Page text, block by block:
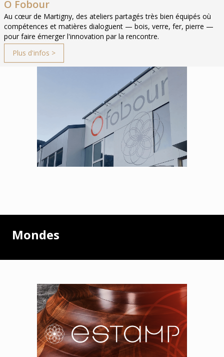
O Fobour
Au cœur de Martigny, des ateliers partagés très bien équipés où
compétences et matières dialoguent — bois, verre, fer, pierre —
pour faire émerger l'innovation par la rencontre.
Plus d'infos >
Mondes